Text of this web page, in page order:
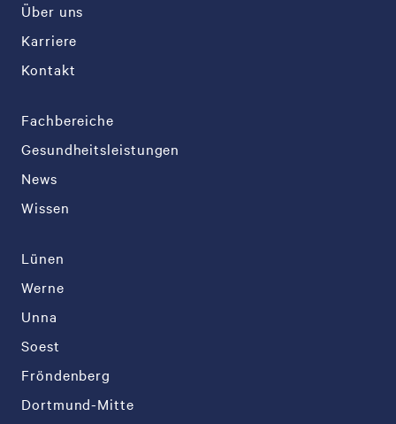
Über uns
Karriere
Kontakt
Fachbereiche
Gesundheitsleistungen
News
Wissen
Lünen
Werne
Unna
Soest
Fröndenberg
Dortmund-Mitte